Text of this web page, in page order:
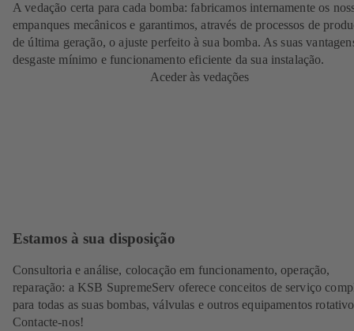
A vedação certa para cada bomba: fabricamos internamente os
empanques mecânicos e garantimos, através de processos de
de última geração, o ajuste perfeito à sua bomba. As suas
desgaste mínimo e funcionamento eficiente da sua instalação.
Aceder às vedações
Estamos à sua disposição
Consultoria e análise, colocação em funcionamento, operação,
reparação: a KSB SupremeServ oferece conceitos de serviço
para todas as suas bombas, válvulas e outros equipamentos
Contacte-nos!